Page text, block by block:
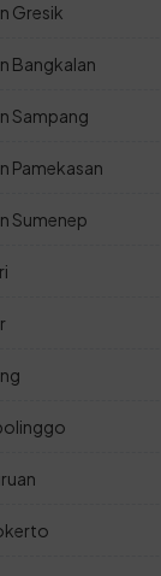
Gresik
Bangkalan
Sampang
Pamekasan
Sumenep